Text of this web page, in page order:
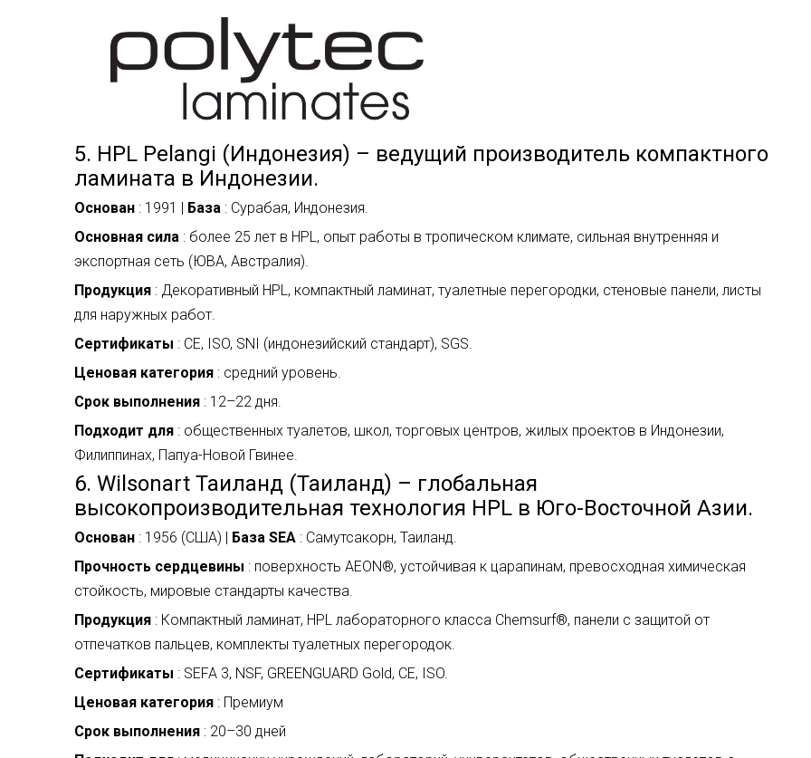
5. HPL Pelangi (Индонезия) – ведущий производитель компактного
ламината в Индонезии.
Основан : 1991 | База : Сурабая, Индонезия.
Основная сила : более 25 лет в HPL, опыт работы в тропическом климате, сильная внутренняя и
экспортная сеть (ЮВА, Австралия).
Продукция : Декоративный HPL, компактный ламинат, туалетные перегородки, стеновые панели, листы
для наружных работ.
Сертификаты : CE, ISO, SNI (индонезийский стандарт), SGS.
Ценовая категория : средний уровень.
Срок выполнения : 12–22 дня.
Подходит для : общественных туалетов, школ, торговых центров, жилых проектов в Индонезии,
Филиппинах, Папуа-Новой Гвинее.
6. Wilsonart Таиланд (Таиланд) – глобальная
высокопроизводительная технология HPL в Юго-Восточной Азии.
Основан : 1956 (США) | База SEA : Самутсакорн, Таиланд.
Прочность сердцевины : поверхность AEON®, устойчивая к царапинам, превосходная химическая
стойкость, мировые стандарты качества.
Продукция : Компактный ламинат, HPL лабораторного класса Chemsurf®, панели с защитой от
отпечатков пальцев, комплекты туалетных перегородок.
Сертификаты : SEFA 3, NSF, GREENGUARD Gold, CE, ISO.
Ценовая категория : Премиум
Срок выполнения : 20–30 дней